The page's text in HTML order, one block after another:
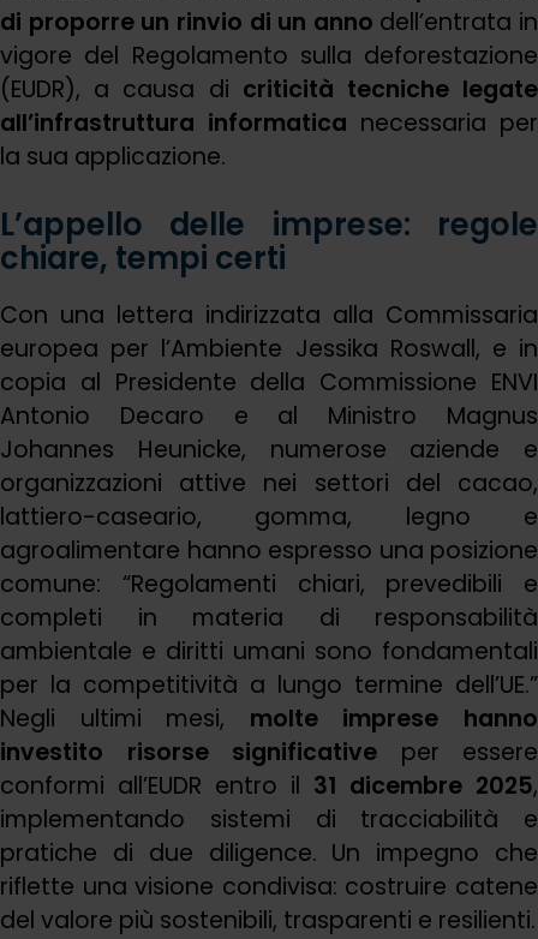
di proporre un rinvio di un anno dell’entrata in
vigore del Regolamento sulla deforestazione
(EUDR), a causa di criticità tecniche legate
all’infrastruttura informatica necessaria per
la sua applicazione.
L’appello delle imprese: regole
chiare, tempi certi
Con una lettera indirizzata alla Commissaria
europea per l’Ambiente Jessika Roswall, e in
copia al Presidente della Commissione ENVI
Antonio Decaro e al Ministro Magnus
Johannes Heunicke, numerose aziende e
organizzazioni attive nei settori del cacao,
lattiero-caseario, gomma, legno e
agroalimentare hanno espresso una posizione
comune: “Regolamenti chiari, prevedibili e
completi in materia di responsabilità
ambientale e diritti umani sono fondamentali
per la competitività a lungo termine dell’UE.”
Negli ultimi mesi, molte imprese hanno
investito risorse significative per essere
conformi all’EUDR entro il 31 dicembre 2025,
implementando sistemi di tracciabilità e
pratiche di due diligence. Un impegno che
riflette una visione condivisa: costruire catene
del valore più sostenibili, trasparenti e resilienti.